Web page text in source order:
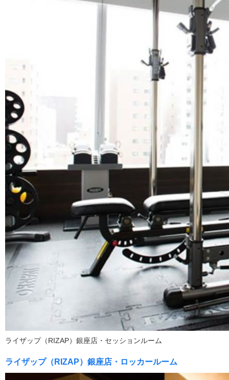
ライザップ（RIZAP）銀座店・セッションルーム
ライザップ（RIZAP）銀座店・ロッカールーム